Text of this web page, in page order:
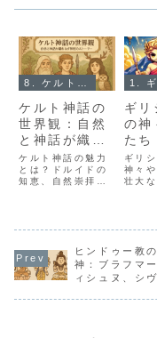
ケルト神話の
世界観：自然
と神話が織り
なす神秘のス
トーリー
ケルト神話の魅力
とは？ドルイドの
知恵、自然崇拝、
説。神話の起源と
性に迫ります。
ギリ
の神
たち
とエ
を徹
ギリ
神々
壮大
物、
争や
で、
かり
ます。
ヒンドゥー教
神：ブラフマ
ィシュヌ、シヴ